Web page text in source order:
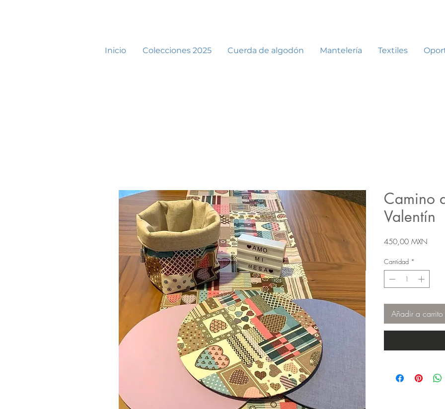
Inicio Colecciones 2025 Cuerda de algodón Mantelería Textiles
Camino
Valentín
450,00 MXNPrecio
Cantidad *
Añadir a carrito